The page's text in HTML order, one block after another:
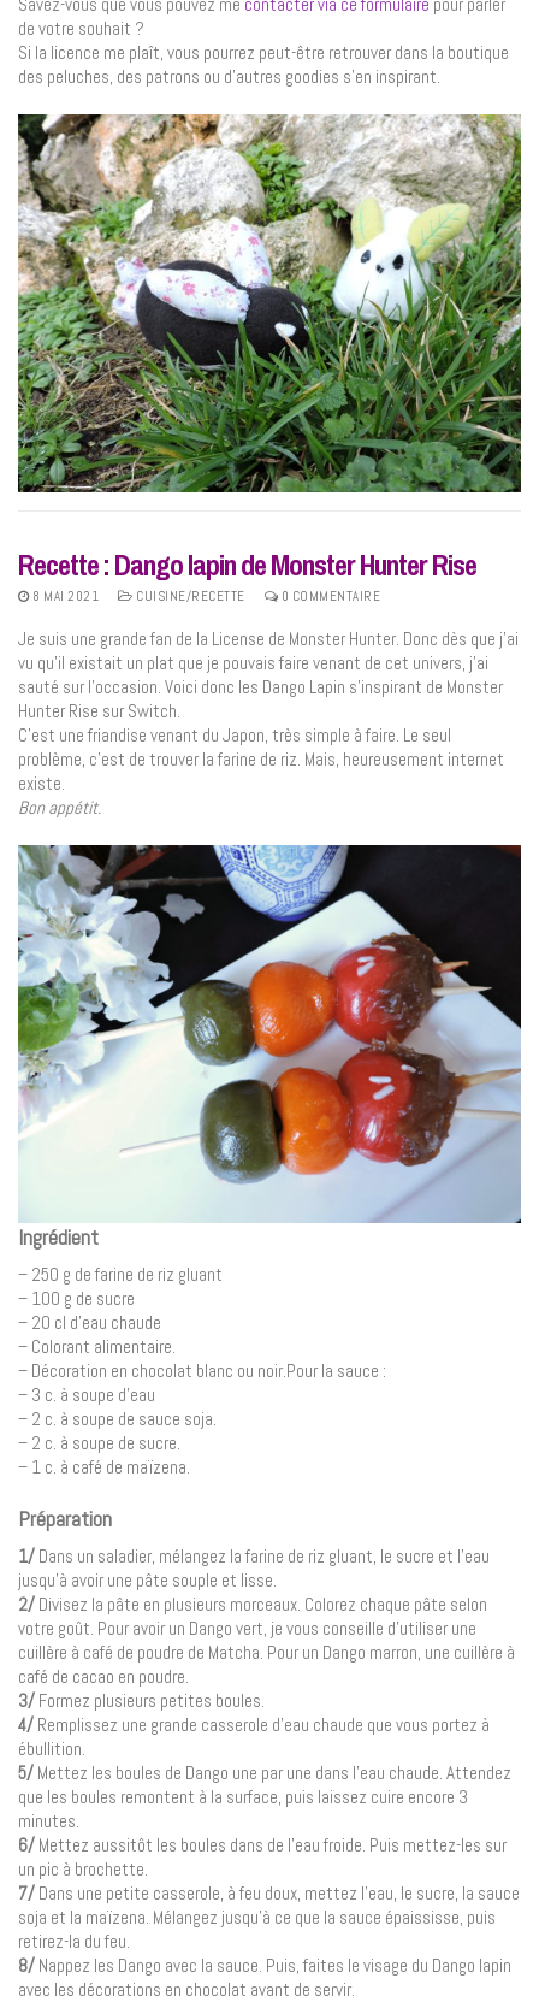
de votre souhait ?
Si la licence me plaît, vous pourrez peut-être retrouver dans la boutique
des peluches, des patrons ou d’autres goodies s’en inspirant.
Recette : Dango lapin de Monster Hunter Rise
8 MAI 2021 CUISINE/RECETTE 0 COMMENTAIRE
Je suis une grande fan de la License de Monster Hunter. Donc dès que j’ai
vu qu’il existait un plat que je pouvais faire venant de cet univers, j’ai
sauté sur l’occasion. Voici donc les Dango Lapin s’inspirant de Monster
Hunter Rise sur Switch.
C’est une friandise venant du Japon, très simple à faire. Le seul
problème, c’est de trouver la farine de riz. Mais, heureusement internet
existe.
Bon appétit.
Ingrédient
– 250 g de farine de riz gluant
– 100 g de sucre
– 20 cl d’eau chaude
– Colorant alimentaire.
– Décoration en chocolat blanc ou noir.Pour la sauce :
– 3 c. à soupe d’eau
– 2 c. à soupe de sauce soja.
– 2 c. à soupe de sucre.
– 1 c. à café de maïzena.
Préparation
1/ Dans un saladier, mélangez la farine de riz gluant, le sucre et l’eau
jusqu’à avoir une pâte souple et lisse.
2/ Divisez la pâte en plusieurs morceaux. Colorez chaque pâte selon
votre goût. Pour avoir un Dango vert, je vous conseille d’utiliser une
cuillère à café de poudre de Matcha. Pour un Dango marron, une cuillère à
café de cacao en poudre.
3/ Formez plusieurs petites boules.
4/ Remplissez une grande casserole d’eau chaude que vous portez à
ébullition.
5/ Mettez les boules de Dango une par une dans l’eau chaude. Attendez
que les boules remontent à la surface, puis laissez cuire encore 3
minutes.
6/ Mettez aussitôt les boules dans de l’eau froide. Puis mettez-les sur
un pic à brochette.
7/ Dans une petite casserole, à feu doux, mettez l’eau, le sucre, la sauce
soja et la maïzena. Mélangez jusqu’à ce que la sauce épaississe, puis
retirez-la du feu.
8/ Nappez les Dango avec la sauce. Puis, faites le visage du Dango lapin
avec les décorations en chocolat avant de servir.